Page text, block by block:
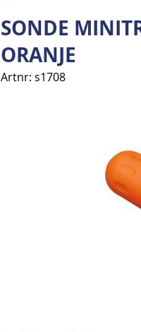
SONDE
ORANJE
Artnr s1708